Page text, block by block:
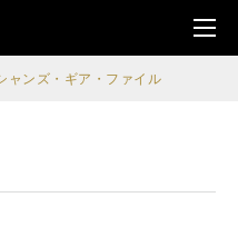
メニ
ュ
ャンズ・ギア・ファイル